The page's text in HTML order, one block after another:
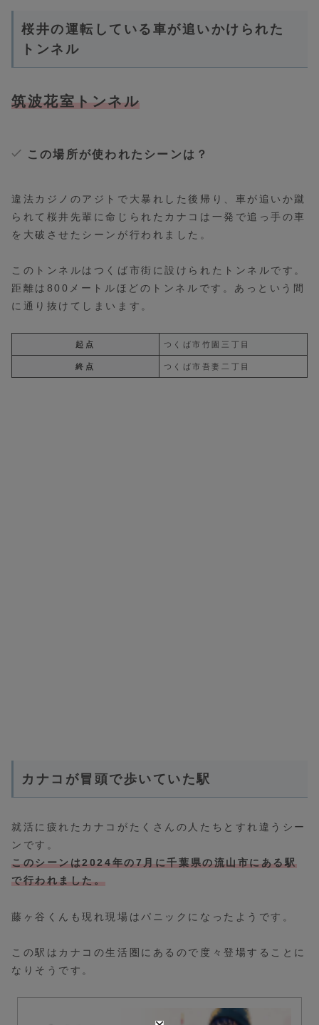
桜井の運転している車が追いかけられた
トンネル
筑波花室トンネル
この場所が使われたシーンは？
違法カジノのアジトで大暴れした後帰り、車が追いか蹴
られて桜井先輩に命じられたカナコは一発で追っ手の車
を大破させたシーンが行われました。
このトンネルはつくば市街に設けられたトンネルです。
距離は800メートルほどのトンネルです。あっという間
に通り抜けてしまいます。
起点 つくば市竹園三丁目
終点 つくば市吾妻二丁目
カナコが冒頭で歩いていた駅
就活に疲れたカナコがたくさんの人たちとすれ違うシー
ンです。
このシーンは2024年の7月に千葉県の流山市にある駅
で行われました。
藤ヶ谷くんも現れ現場はパニックになったようです。
この駅はカナコの生活圏にあるので度々登場することに
なりそうです。